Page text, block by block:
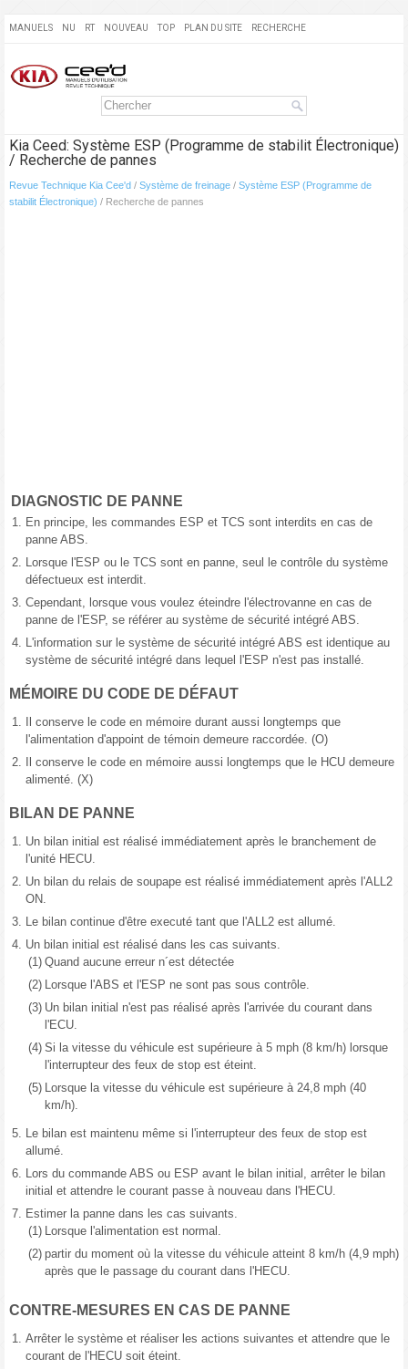
MANUELS NU RT NOUVEAU TOP PLAN DU SITE RECHERCHE
Kia Ceed: Système ESP (Programme de stabilit Électronique)
/ Recherche de pannes
Revue Technique Kia Cee'd / Système de freinage / Système ESP (Programme de
stabilit Électronique) / Recherche de pannes
DIAGNOSTIC DE PANNE
1. En principe, les commandes ESP et TCS sont interdits en cas de
panne ABS.
2. Lorsque l'ESP ou le TCS sont en panne, seul le contrôle du système
défectueux est interdit.
3. Cependant, lorsque vous voulez éteindre l'électrovanne en cas de
panne de l'ESP, se référer au système de sécurité intégré ABS.
4. L'information sur le système de sécurité intégré ABS est identique au
système de sécurité intégré dans lequel l'ESP n'est pas installé.
MÉMOIRE DU CODE DE DÉFAUT
1.
Il conserve le code en mémoire durant aussi longtemps que
l'alimentation d'appoint de témoin demeure raccordée. (O)
2.
Il conserve le code en mémoire aussi longtemps que le HCU demeure
alimenté. (X)
BILAN DE PANNE
1. Un bilan initial est réalisé immédiatement après le branchement de
l'unité HECU.
2. Un bilan du relais de soupape est réalisé immédiatement après l'ALL2
ON.
3. Le bilan continue d'être executé tant que l'ALL2 est allumé.
4. Un bilan initial est réalisé dans les cas suivants.
(1) Quand aucune erreur n´est détectée
(2) Lorsque l'ABS et l'ESP ne sont pas sous contrôle.
(3) Un bilan initial n'est pas réalisé après l'arrivée du courant dans
l'ECU.
(4) Si la vitesse du véhicule est supérieure à 5 mph (8 km/h) lorsque
l'interrupteur des feux de stop est éteint.
(5) Lorsque la vitesse du véhicule est supérieure à 24,8 mph (40
km/h).
5. Le bilan est maintenu même si l'interrupteur des feux de stop est
allumé.
6. Lors du commande ABS ou ESP avant le bilan initial, arrêter le bilan
initial et attendre le courant passe à nouveau dans l'HECU.
7. Estimer la panne dans les cas suivants.
(1) Lorsque l'alimentation est normal.
(2) partir du moment où la vitesse du véhicule atteint 8 km/h (4,9 mph)
après que le passage du courant dans l'HECU.
CONTRE-MESURES EN CAS DE PANNE
1. Arrêter le système et réaliser les actions suivantes et attendre que le
courant de l'HECU soit éteint.